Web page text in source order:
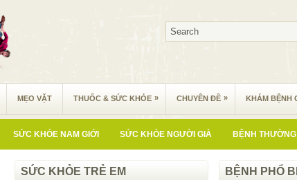
MẸO VẶT THUỐC & SỨC KHỎE » CHUYÊN ĐỀ » KHÁM BỆNH
SỨC KHỎE NAM GIỚI SỨC KHỎE NGƯỜI GIÀ BỆNH
SỨC KHỎE TRẺ EM BỆNH PHỔ